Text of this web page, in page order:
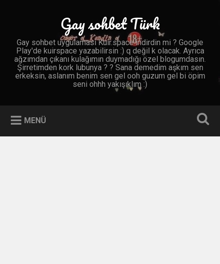
Gay sohbet Türk
Gay sohbet uygulaması Kuir.space indirdin mi ? Google
Play'de kuirspace yazabilirsin :) q değil k olacak. Ayrıca
ağzımdan çıkanı kulağımın duymadığı özel blogumdasın.
Şirretimden kork lubunya ? ? Sana demedim aşkım sen
erkeksin, aslanım benim sen gel ooh guzum gel bi öpim
seni ohhh yakışıklım :)
MENÜ